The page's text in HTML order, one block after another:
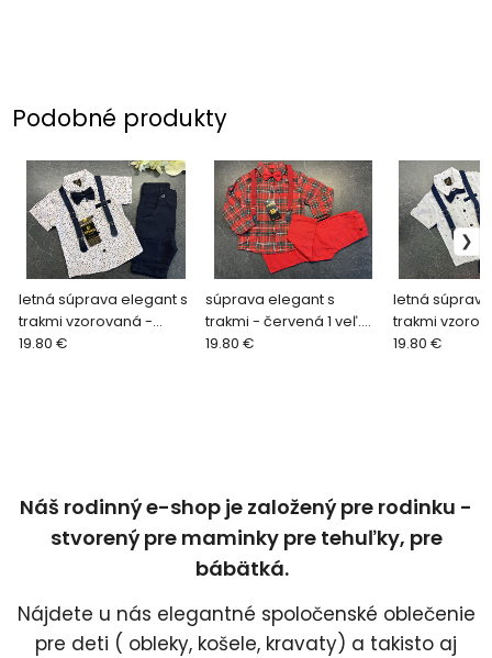
Podobné produkty
letná súprava elegant s
trakmi vzorovaná -
tmavomodrá 2 veľ. 98
19.80 €
súprava elegant s
trakmi - červená 1 veľ.
104
19.80 €
letná
trakmi
tmavomodrá
19.80 €
Náš rodinný e-shop je založený pre rodinku -
stvorený pre maminky pre tehuľky, pre
bábätká.
Nájdete u nás elegantné spoločenské oblečenie
pre deti ( obleky, košele, kravaty) a takisto aj